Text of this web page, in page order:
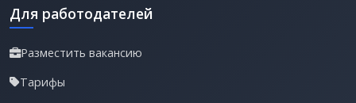
Для работодателей
Разместить вакансию
Тарифы